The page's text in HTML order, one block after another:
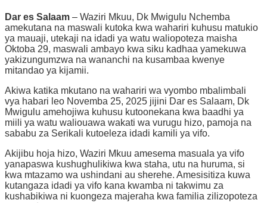
Dar es Salaam – Waziri Mkuu, Dk Mwigulu Nchemba
amekutana na maswali kutoka kwa wahariri kuhusu matukio
ya mauaji, utekaji na idadi ya watu waliopoteza maisha
Oktoba 29, maswali ambayo kwa siku kadhaa yamekuwa
yakizungumzwa na wananchi na kusambaa kwenye
mitandao ya kijamii.
Akiwa katika mkutano na wahariri wa vyombo mbalimbali
vya habari leo Novemba 25, 2025 jijini Dar es Salaam, Dk
Mwigulu amehojiwa kuhusu kutoonekana kwa baadhi ya
miili ya watu waliouawa wakati wa vurugu hizo, pamoja na
sababu za Serikali kutoeleza idadi kamili ya vifo.
Akijibu hoja hizo, Waziri Mkuu amesema masuala ya vifo
yanapaswa kushughulikiwa kwa staha, utu na huruma, si
kwa mtazamo wa ushindani au sherehe. Amesisitiza kuwa
kutangaza idadi ya vifo kana kwamba ni takwimu za
kushabikiwa ni kuongeza majeraha kwa familia zilizopoteza